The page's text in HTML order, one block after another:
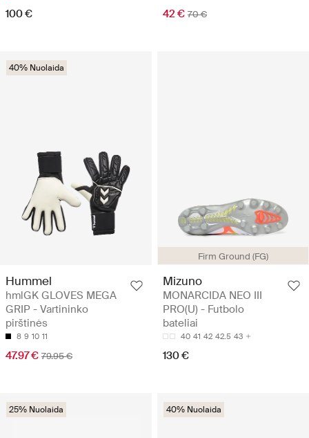
100 € 42 € 70 €
40% Nuolaida
Hummel
hmlGK GLOVES MEGA
GRIP - Vartininko
pirštinės
8 9 10 11
47.97 € 79.95 €
Firm Ground (FG)
Mizuno
MONARCIDA NEO III
PRO(U) - Futbolo
bateliai
40 41 42 42.5 43
130 €
25% Nuolaida 40% Nuolaida